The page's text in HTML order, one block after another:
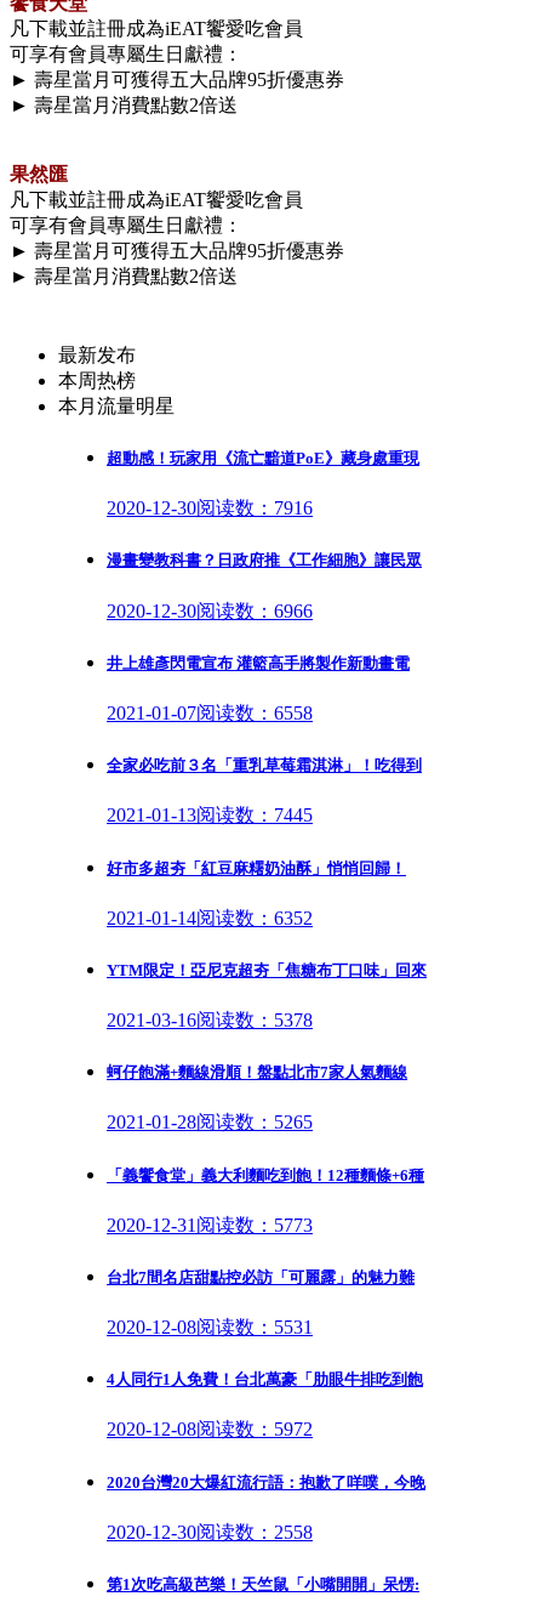
凡下載並註冊成為iEAT饗愛吃會員
可享有會員專屬生日獻禮：
► 壽星當月可獲得五大品牌95折優惠券
► 壽星當月消費點數2倍送
果然匯
凡下載並註冊成為iEAT饗愛吃會員
可享有會員專屬生日獻禮：
► 壽星當月可獲得五大品牌95折優惠券
► 壽星當月消費點數2倍送
最新发布
本周热榜
本月流量明星
超動感！玩家用《流亡黯道PoE》藏身處重現
2020-12-30阅读数：7916
漫畫變教科書？日政府推《工作細胞》讓民眾
2020-12-30阅读数：6966
井上雄彥閃電宣布 灌籃高手將製作新動畫電
2021-01-07阅读数：6558
全家必吃前３名「重乳草莓霜淇淋」！吃得到
2021-01-13阅读数：7445
好市多超夯「紅豆麻糬奶油酥」悄悄回歸！
2021-01-14阅读数：6352
YTM限定！亞尼克超夯「焦糖布丁口味」回來
2021-03-16阅读数：5378
蚵仔飽滿+麵線滑順！盤點北市7家人氣麵線
2021-01-28阅读数：5265
「義饗食堂」義大利麵吃到飽！12種麵條+6種
2020-12-31 阅读数：5773
台北7間名店甜點控必訪「可麗露」的魅力難
2020-12-08阅读数：5531
4人同行1人免費！台北萬豪「肋眼牛排吃到飽
2020-12-08阅读数：5972
2020台灣20大爆紅流行語：抱歉了咩噗，今晚
2020-12-30阅读数：2558
第1次吃高級芭樂！天竺鼠「小嘴開開」呆愣: